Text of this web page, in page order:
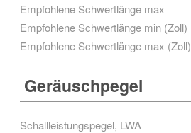
Empfohlene Schwertlänge max
Empfohlene Schwertlänge min (Zoll)
Empfohlene Schwertlänge max (Zoll)
Geräuschpegel
Schallleistungspegel, LWA